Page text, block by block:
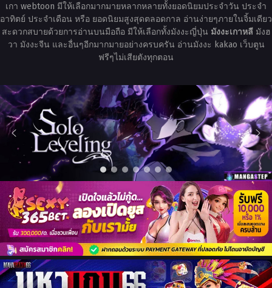
เกา webtoon มีให้เลือกมากมายหลากหลายทั้งยอดนิยมประจำวัน ประจำ
อาทิตย์ ประจำเดือน หรือ ยอดนิยมสูงสุดตลอดกาล อ่านง่ายๆภายในจิ้มเดียว
สะดวกสบายด้วยการอ่านบนมือถือ มีให้เลือกทั้งมังงะญี่ปุ่น มังงะเกาหลีมังฮ
วา มังงะจีน และอื่นๆอีกมากมายอย่างครบครัน อ่านมังงะ kakao เว็บตูน
ฟรีๆไม่เสียตังทุกตอน